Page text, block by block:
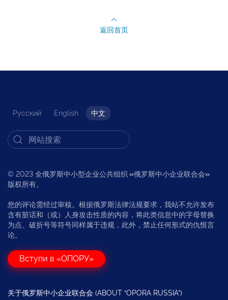
返回首页
Русский English 中文
© 2023 全俄罗斯中小型企业公共组织 «俄罗斯中小企业联合会»
版权所有。
您的评论需经过审核。根据俄罗斯法律法规要求，我站不允许发布
含有脏话和（或）人身攻击性质的内容，将此类信息中的字母替换
为点、破折号等符号同样属于违规，此外，禁止任何形式的仇恨言
论。
Вступи в «ОПОРУ»
关于俄罗斯中小企业联合会 (ABOUT “OPORA RUSSIA”)